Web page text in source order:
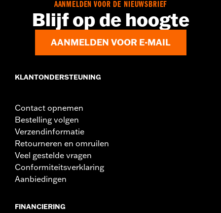
AANMELDEN VOOR DE NIEUWSBRIEF
Blijf op de hoogte
AANMELDEN VOOR E-MAIL
KLANTONDERSTEUNING
Contact opnemen
Bestelling volgen
Verzendinformatie
Retourneren en omruilen
Veel gestelde vragen
Conformiteitsverklaring
Aanbiedingen
FINANCIERING